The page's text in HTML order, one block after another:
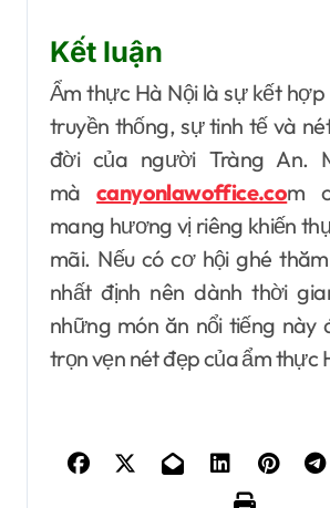
Kết luận
Ẩm thực Hà Nội là sự kết
truyền thống, sự tinh tế và
đời của người Tràng An.
màcanyonlawoffice.com
mang hương vị riêng khiến
mãi. Nếu có cơ hội ghé
nhất định nên dành thời
những món ăn nổi tiếng này
trọn vẹn nét đẹp của ẩm thực